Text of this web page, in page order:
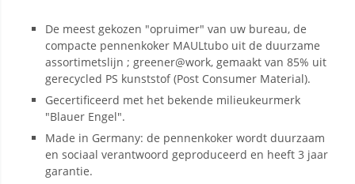
De meest gekozen "opruimer" van uw bureau, de
compacte pennenkoker MAULtubo uit de duurzame
assortimetslijn ; greener@work, gemaakt van 85% uit
gerecycled PS kunststof (Post Consumer Material).
Gecertificeerd met het bekende milieukeurmerk
"Blauer Engel".
Made in Germany: de pennenkoker wordt duurzaam
en sociaal verantwoord geproduceerd en heeft 3 jaar
garantie.